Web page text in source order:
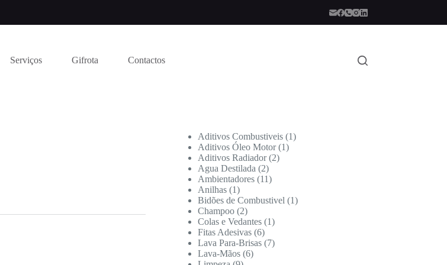
Serviços Gifrota Contactos
Aditivos Combustiveis 1
Aditivos Óleo Motor 1
Aditivos Radiador 2
Agua Destilada
2
Ambientadores 11
Anilhas 1
Bidões de Combustivel
1
Champoo 2
Colas e Vedantes 1
Fitas Adesivas 6
Lava Para-Brisas 7
Lava-Mãos 6